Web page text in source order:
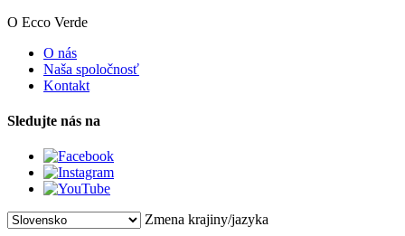
O Ecco Verde
O nás
Naša spoločnosť
Kontakt
Sledujte nás na
Zmena krajiny/jazyka